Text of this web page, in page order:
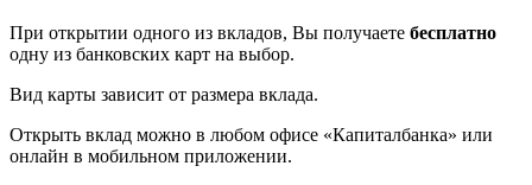
При открытии одного из вкладов, Вы получаете бесплатно
одну из банковских карт на выбор.
Вид карты зависит от размера вклада.
Открыть вклад можно в любом офисе «Капиталбанка» или
онлайн в мобильном приложении.